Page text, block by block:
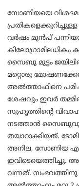
സോണിയയെ
വർഷം മുൻപ്
കിലോഗ്രാമിലധികം
സൈബു മുട്ടം
മറ്റൊരു
അൽത്താഫിനെ
ശേഷവും ഇവർ
സുഹൃത്തിന്റെ
നടത്താൻ സൈബുവും
തയാറാക്കിയത്.
അനില, സോണിയ
ഇവിടെയെത്തിച്ചു.
വന്നത്.